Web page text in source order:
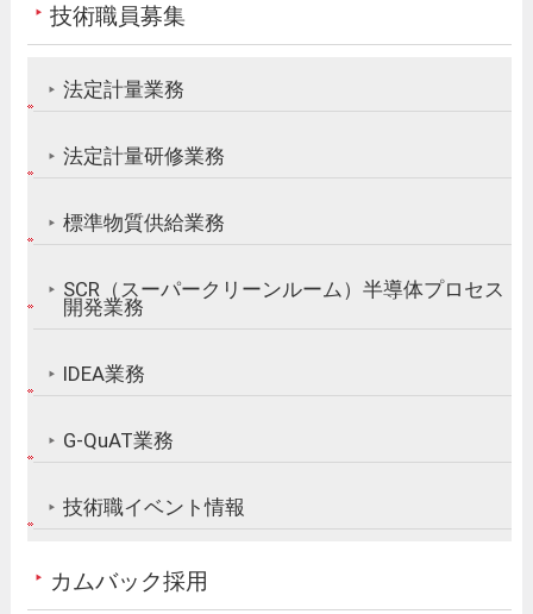
技術職員募集
法定計量業務
法定計量研修業務
標準物質供給業務
SCR（スーパークリーンルーム）半導体プロセス
開発業務
IDEA業務
G-QuAT業務
技術職イベント情報
カムバック採用